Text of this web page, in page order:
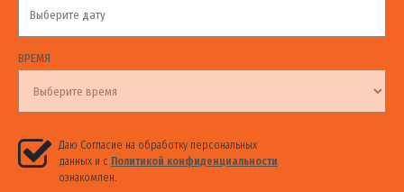
ВРЕМЯ
Даю Согласие на обработку персональных
данных и с Политикой конфиденциальности
ознакомлен.